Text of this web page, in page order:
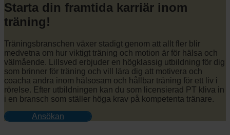
Starta din framtida karriär inom
träning!
Träningsbranschen växer stadigt genom att allt fler blir
medvetna om hur viktigt träning och motion är för hälsa och
välmående. Lillsved erbjuder en högklassig utbildning för dig
som brinner för träning och vill lära dig att motivera och
coacha andra inom hälsosam och hållbar träning för ett liv i
rörelse. Efter utbildningen kan du som licensierad PT kliva in
i en bransch som ställer höga krav på kompetenta tränare.
Ansökan